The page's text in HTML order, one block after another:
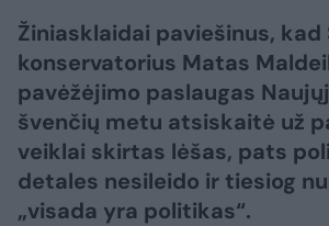
Žiniasklaidai paviešinus, kad
konservatorius Matas
pavėžėjimo paslaugas
švenčių metu atsiskaitė už
veiklai skirtas lėšas, pats
detales nesileido ir tiesiog
„visada yra politikas“.